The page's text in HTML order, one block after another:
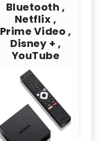
Bluetooth ,
Netflix ,
Prime Video ,
Disney + ,
YouTube